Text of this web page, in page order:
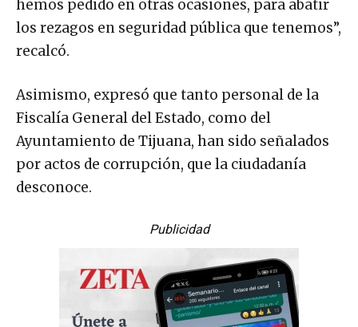
hemos pedido en otras ocasiones, para abatir
los rezagos en seguridad pública que tenemos”,
recalcó.
Asimismo, expresó que tanto personal de la
Fiscalía General del Estado, como del
Ayuntamiento de Tijuana, han sido señalados
por actos de corrupción, que la ciudadanía
desconoce.
Publicidad